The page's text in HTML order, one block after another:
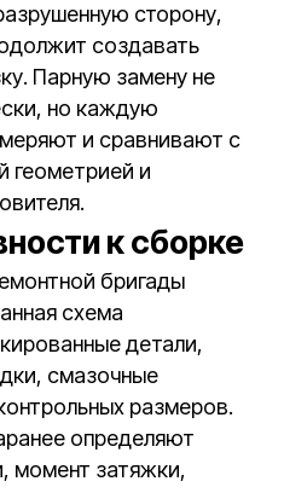
сторону,
создавать
Парную замену не
но каждую
и сравнивают с
геометрией и
к сборке
бригады
схема
детали,
смазочные
размеров.
определяют
момент затяжки,